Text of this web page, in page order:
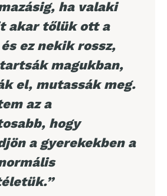
ha valaki
akar tőlük ott a
ez nekik rossz,
magukban,
el, mutassák meg.
az a
hogy
a gyerekekben a